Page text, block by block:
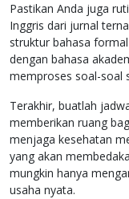
Pastikan Anda juga
Inggris dari jurnal
struktur bahasa
dengan bahasa
memproses soal-soal
Terakhir, buatlah
memberikan ruang
menjaga kesehatan
yang akan
mungkin hanya
usaha nyata.